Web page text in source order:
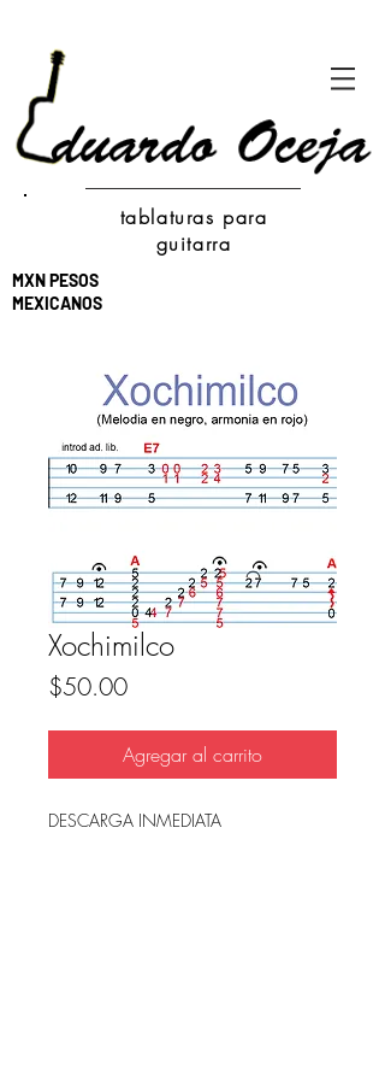
tablaturas para
guitarra
MXN PESOS
MEXICANOS
Xochimilco
$50.00Precio
Agregar al carrito
DESCARGA INMEDIATA